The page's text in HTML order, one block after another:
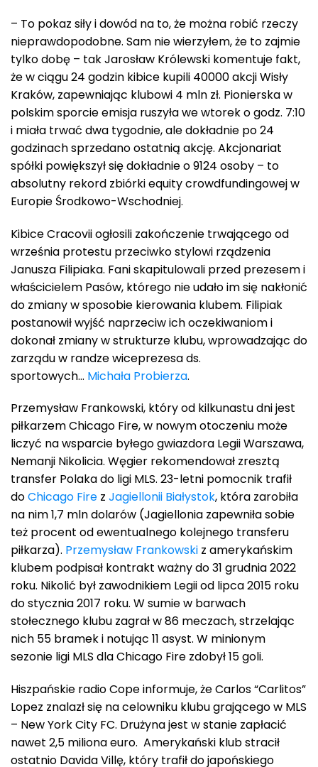
– To pokaz siły i dowód na to, że można robić rzeczy
nieprawdopodobne. Sam nie wierzyłem, że to zajmie
tylko dobę – tak Jarosław Królewski komentuje fakt,
że w ciągu 24 godzin kibice kupili 40000 akcji Wisły
Kraków, zapewniając klubowi 4 mln zł. Pionierska w
polskim sporcie emisja ruszyła we wtorek o godz. 7:10
i miała trwać dwa tygodnie, ale dokładnie po 24
godzinach sprzedano ostatnią akcję. Akcjonariat
spółki powiększył się dokładnie o 9124 osoby – to
absolutny rekord zbiórki equity crowdfundingowej w
Europie Środkowo-Wschodniej.
Kibice Cracovii ogłosili zakończenie trwającego od
września protestu przeciwko stylowi rządzenia
Janusza Filipiaka. Fani skapitulowali przed prezesem i
właścicielem Pasów, którego nie udało im się nakłonić
do zmiany w sposobie kierowania klubem. Filipiak
postanowił wyjść naprzeciw ich oczekiwaniom i
dokonał zmiany w strukturze klubu, wprowadzając do
zarządu w randze wiceprezesa ds.
sportowych… Michała Probierza.
Przemysław Frankowski, który od kilkunastu dni jest
piłkarzem Chicago Fire, w nowym otoczeniu może
liczyć na wsparcie byłego gwiazdora Legii Warszawa,
Nemanji Nikolicia. Węgier rekomendował zresztą
transfer Polaka do ligi MLS. 23-letni pomocnik trafił
doChicago Fire z Jagiellonii Białystok, która zarobiła
na nim 1,7 mln dolarów (Jagiellonia zapewniła sobie
też procent od ewentualnego kolejnego transferu
piłkarza). Przemysław Frankowski z amerykańskim
klubem podpisał kontrakt ważny do 31 grudnia 2022
roku. Nikolić był zawodnikiem Legii od lipca 2015 roku
do stycznia 2017 roku. W sumie w barwach
stołecznego klubu zagrał w 86 meczach, strzelając
nich 55 bramek i notując 11 asyst. W minionym
sezonie ligi MLS dla Chicago Fire zdobył 15 goli.
Hiszpańskie radio Cope informuje, że Carlos “Carlitos”
Lopez znalazł się na celowniku klubu grającego w MLS
– New York City FC. Drużyna jest w stanie zapłacić
nawet 2,5 miliona euro. Amerykański klub stracił
ostatnio Davida Villę, który trafił do japońskiego